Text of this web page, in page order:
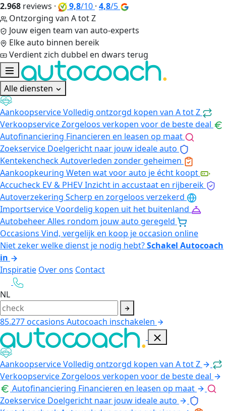
2.968 reviews · 9,8/10 · 4,8/5
Ontzorging van A tot Z
Jouw eigen team van auto-experts
Elke auto binnen bereik
Verdient zich dubbel en dwars terug
Alle diensten
AankoopserviceVolledig ontzorgd kopen van A tot Z
VerkoopserviceZorgeloos verkopen voor de beste deal
Autofinanciering Financieren en leasen op maat
Zoekservice Doelgericht naar jouw ideale auto
KentekencheckAutoverleden zonder geheimen
Aankoopkeuring Weten wat voor auto je écht koopt
Accucheck EV & PHEVInzicht in accustaat en rijbereik
Autoverzekering Scherp en zorgeloos verzekerd
ImportserviceVoordelig kopen uit het buitenland
AutobeheerAlles rondom jouw auto geregeld
Occasions Vind, vergelijk en koop je occasion online
Niet zeker welke dienst je nodig hebt?Schakel Autocoach
in
Inspiratie Over ons Contact
NL
85.277occasions Autocoach inschakelen
AankoopserviceVolledig ontzorgd kopen van A tot Z
VerkoopserviceZorgeloos verkopen voor de beste deal
Autofinanciering Financieren en leasen op maat
Zoekservice Doelgericht naar jouw ideale auto